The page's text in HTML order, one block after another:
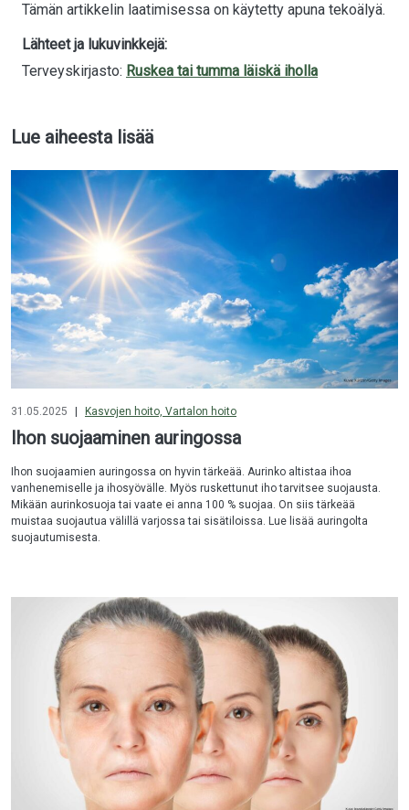
Tämän artikkelin laatimisessa on käytetty apuna tekoälyä.
Lähteet ja lukuvinkkejä:
Terveyskirjasto: Ruskea tai tumma läiskä iholla
Lue aiheesta lisää
31.05.2025 | Kasvojen hoito, Vartalon hoito
Ihon suojaaminen auringossa
Ihon suojaamien auringossa on hyvin tärkeää. Aurinko altistaa ihoa
vanhenemiselle ja ihosyövälle. Myös ruskettunut iho tarvitsee suojausta.
Mikään aurinkosuoja tai vaate ei anna 100 % suojaa. On siis tärkeää
muistaa suojautua välillä varjossa tai sisätiloissa. Lue lisää auringolta
suojautumisesta.